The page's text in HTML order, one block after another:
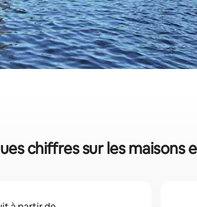
chiffres sur les maisons